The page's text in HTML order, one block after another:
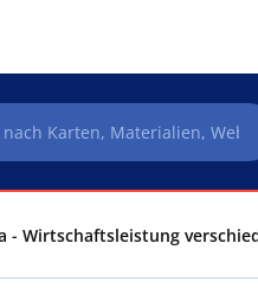
- Wirtschaftsleistung